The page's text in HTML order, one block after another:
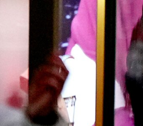
e badge
visitatori